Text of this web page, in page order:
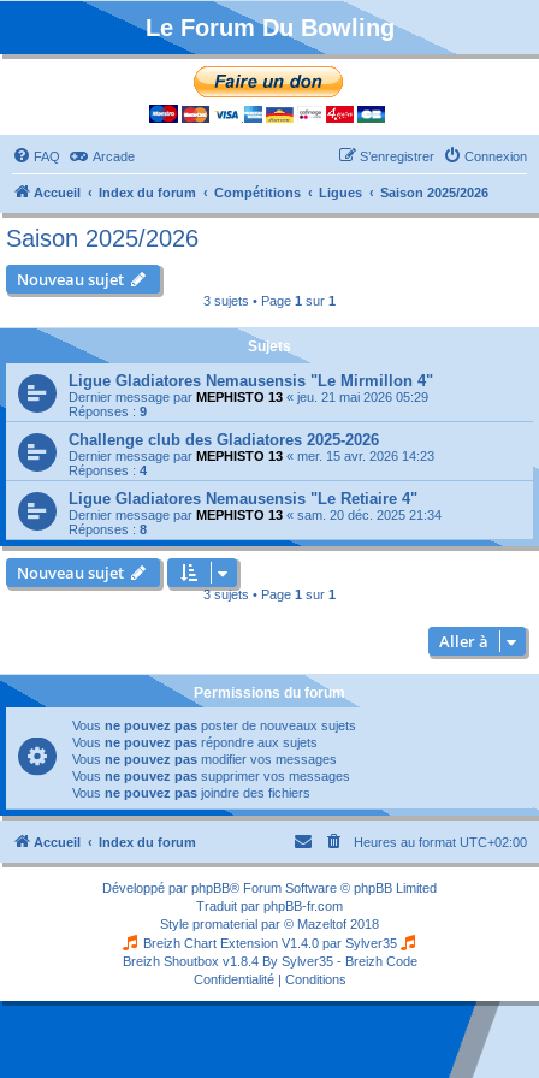
Le Forum Du Bowling
FAQ Arcade Connexion
S’enregistrer
Accueil Index du forum Compétitions Ligues Saison 2025/2026
Saison 2025/2026
Nouveau sujet
3 sujets • Page 1 sur 1
Sujets
Ligue Gladiatores Nemausensis "Le Mirmillon 4"
Dernier message par MEPHISTO 13 « jeu. 21 mai 2026 05:29
Réponses : 9
Challenge club des Gladiatores 2025-2026
Dernier message par MEPHISTO 13 « mer. 15 avr. 2026 14:23
Réponses : 4
Ligue Gladiatores Nemausensis "Le Retiaire 4"
Dernier message par MEPHISTO 13 « sam. 20 déc. 2025 21:34
Réponses : 8
Nouveau sujet
3 sujets • Page 1 sur 1
Aller à
Permissions du forum
Vous ne pouvez pas poster de nouveaux sujets
Vous ne pouvez pas répondre aux sujets
Vous ne pouvez pas modifier vos messages
Vous ne pouvez pas supprimer vos messages
Vous ne pouvez pas joindre des fichiers
Accueil Index du forum Heures au format UTC+02:00
Développé par phpBB® Forum Software © phpBB Limited
Traduit par phpBB-fr.com
Style promaterial par © Mazeltof 2018
Breizh Chart Extension V1.4.0 par Sylver35
Breizh Shoutbox v1.8.4 By Sylver35 - Breizh Code
Confidentialité| Conditions